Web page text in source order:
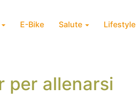
E-Bike Salute Lifestyle
per allenarsi